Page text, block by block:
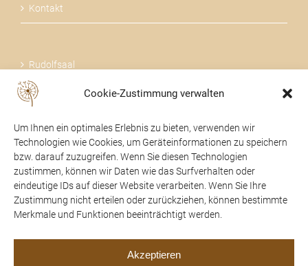
Cookie-Zustimmung verwalten
Um Ihnen ein optimales Erlebnis zu bieten, verwenden wir
Technologien wie Cookies, um Geräteinformationen zu speichern
bzw. darauf zuzugreifen. Wenn Sie diesen Technologien
zustimmen, können wir Daten wie das Surfverhalten oder
eindeutige IDs auf dieser Website verarbeiten. Wenn Sie Ihre
Zustimmung nicht erteilen oder zurückziehen, können bestimmte
Merkmale und Funktionen beeinträchtigt werden.
Akzeptieren
Kontakt
Rudolfsaal
Über uns
24 STUNDEN FÜR SIE DA
07475 / 52104
office@trauerhilfe-beer.at